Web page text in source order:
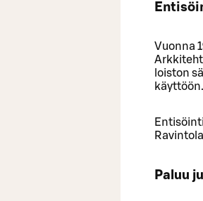
Vuonna
loiston
käyttöön.
Paluu